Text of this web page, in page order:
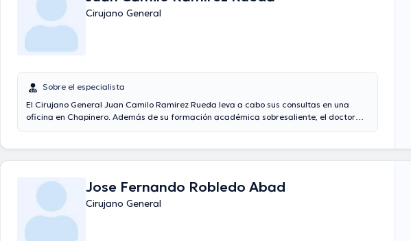
Cirujano General
Sobre el especialista
El Cirujano General Juan Camilo Ramirez Rueda leva a cabo sus consultas en una
oficina en Chapinero. Además de su formación académica sobresaliente, el doctor
temática de especialización y ha compartido diferentes publicaciones. Español son los
lenguajes operados por el especialista.
Jose Fernando Robledo Abad
Cirujano General